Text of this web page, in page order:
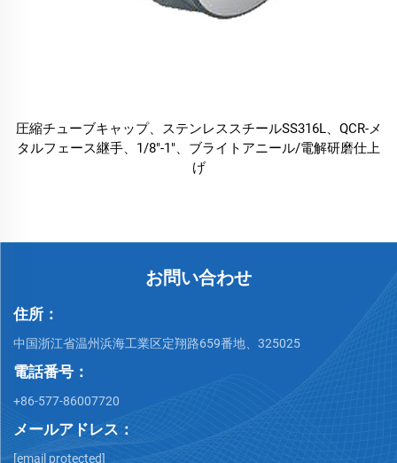
圧縮チューブキャップ、ステンレススチールSS316L、QCR-メ
タルフェース継手、1/8″-1″、ブライトアニール/電解研磨仕上
げ
お問い合わせ
住所：
中国浙江省温州浜海工業区定翔路659番地、325025
電話番号：
+86-577-86007720
メールアドレス：
[email protected]